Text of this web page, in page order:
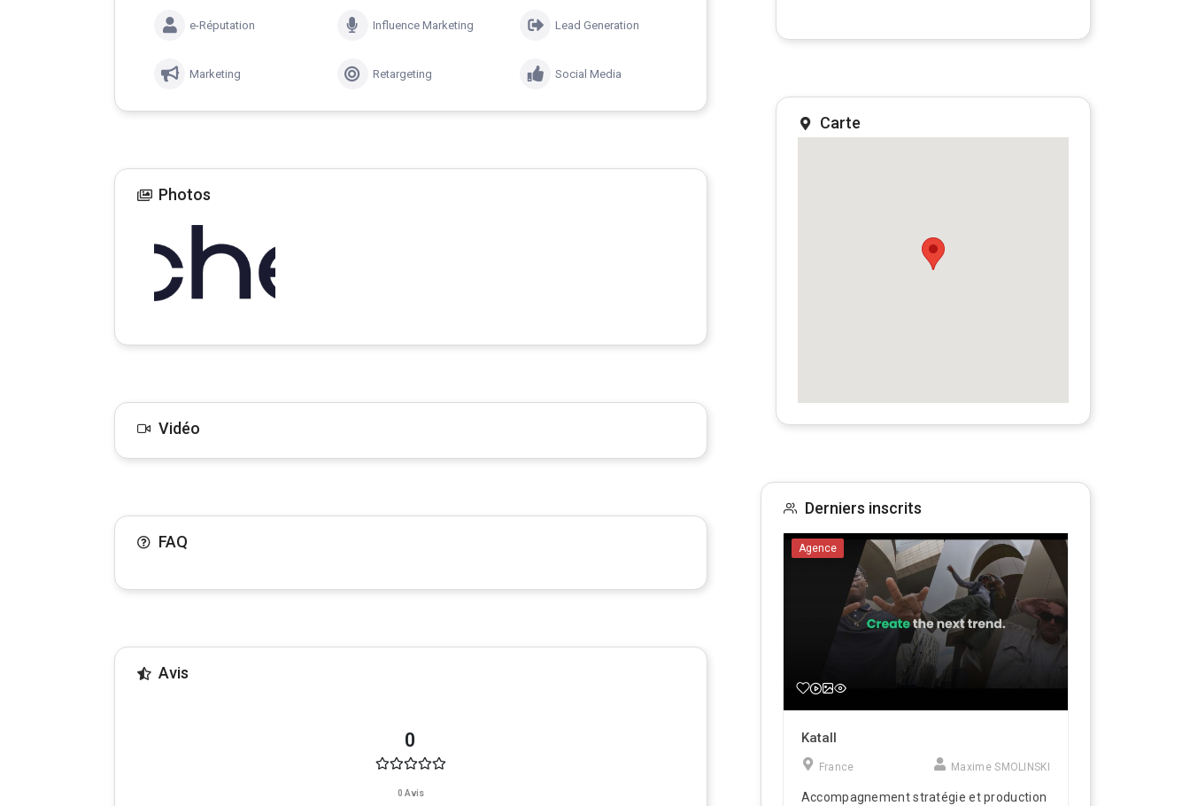
e-Réputation Influence Marketing Lead Generation
Marketing Retargeting Social Media
Photos
Vidéo
FAQ
Avis
0
0 Avis
Carte
Derniers inscrits
Agence
Katall
France Maxime SMOLINSKI
Accompagnement stratégie et production